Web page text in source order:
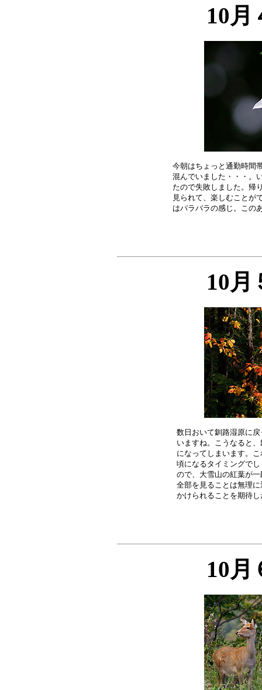
10月
今朝はちょっと通勤時間
混んでいました・・・。
たので失敗しました。帰
見られて、楽しむことが
10月
数日おいて釧路湿原に
いますね。こうなると
になってしまいます。
頃になるタイミングで
ので、大雪山の紅葉が
全部を見ることは無理
10月